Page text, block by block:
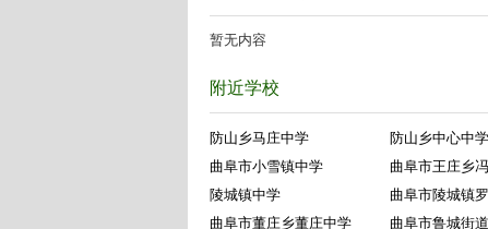
暂无内容
附近学校
防山乡马庄中学 防山乡中心中学
曲阜市小雪镇中学
曲阜市王庄乡
陵城镇中学
曲阜市陵城镇
曲阜市董庄乡董庄中学
曲阜市鲁城街